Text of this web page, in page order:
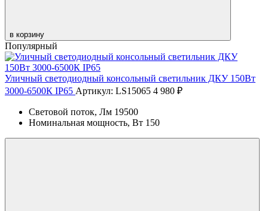
в корзину
Популярный
Уличный светодиодный консольный светильник ДКУ 150Вт
3000-6500К IP65 Артикул: LS15065 4 980 ₽
Световой поток, Лм 19500
Номинальная мощность, Вт 150